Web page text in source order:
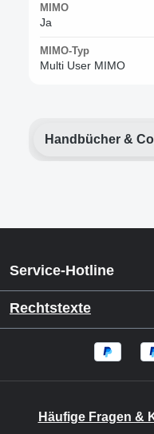
MIMO
Ja
MIMO-Typ
Multi User MIMO
Handbücher &
Service-Hotline
Rechtstexte
Häufige Fragen &